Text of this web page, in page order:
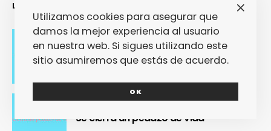
LO MÁS RECIENTE
Adiós con el corazón
Se cierra un pedazo de vida
Utilizamos cookies para asegurar que
damos la mejor experiencia al usuario
en nuestra web. Si sigues utilizando este
sitio asumiremos que estás de acuerdo.
OK